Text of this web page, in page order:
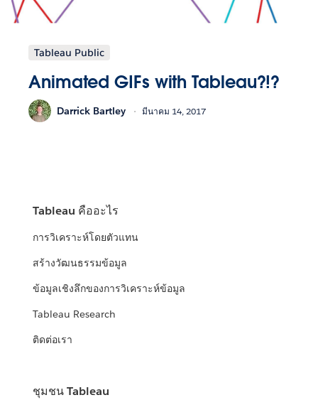
Tableau Public
Animated GIFs with Tableau?!?
Darrick Bartley มีนาคม 14, 2017
Tableau คืออะไร
การวิเคราะห์โดยตัวแทน
สร้างวัฒนธรรมข้อมูล
ข้อมูลเชิงลึกของการวิเคราะห์ข้อมูล
Tableau Research
ติดต่อเรา
ชุมชน Tableau